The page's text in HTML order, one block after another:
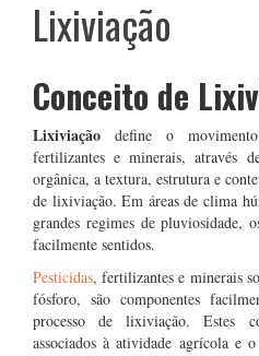
Lixiviação
Conceito de
Lixiviação define o
fertilizantes e minerais, através
orgânica, a textura, estrutura e
de lixiviação. Em áreas de clima
grandes regimes de pluviosidade,
facilmente sentidos.
Pesticidas, fertilizantes e minerais
fósforo, são componentes
processo de lixiviação. Estes
associados à atividade agrícola e